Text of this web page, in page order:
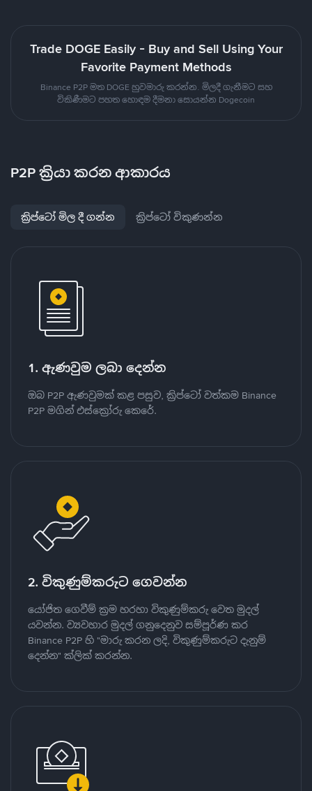
Trade DOGE Easily - Buy and Sell Using Your
Favorite Payment Methods
Binance P2P මත DOGE හුවමාරු කරන්න. මිලදී ගැනීමට සහ
විකිණීමට පහත හොඳම දීමනා සොයන්න Dogecoin
P2P ක්‍රියා කරන ආකාරය
ක්‍රිප්ටෝ මිල දී ගන්න ක්‍රිප්ටෝ විකුණන්න
1. ඇණවුම ලබා දෙන්න
ඔබ P2P ඇණවුමක් කළ පසුව, ක්‍රිප්ටෝ වත්කම Binance
P2P මගින් එස්ක්‍රෝරු කෙරේ.
2. විකුණුම්කරුට ගෙවන්න
යෝජිත ගෙවීම් ක්‍රම හරහා විකුණුම්කරු වෙත මුදල්
යවන්න. ව්‍යවහාර මුදල් ගනුදෙනුව සම්පූර්ණ කර
Binance P2P හි "මාරු කරන ලදි, විකුණුම්කරුට දැනුම්
දෙන්න" ක්ලික් කරන්න.